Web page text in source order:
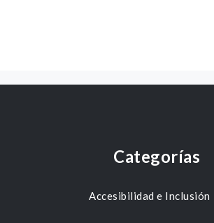
Categorías
Accesibilidad e Inclusión